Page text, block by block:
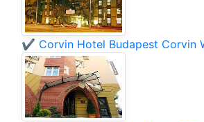
✔️ Corvin Hotel Budapest Corvin